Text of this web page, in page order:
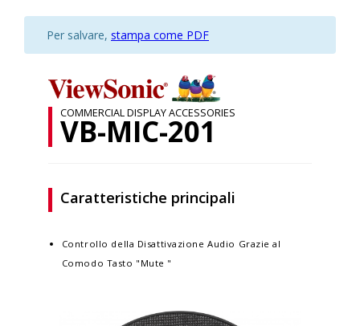
Per salvare, stampa come PDF
COMMERCIAL DISPLAY ACCESSORIES
VB-MIC-201
Caratteristiche principali
Controllo della Disattivazione Audio Grazie al
Comodo Tasto "Mute "